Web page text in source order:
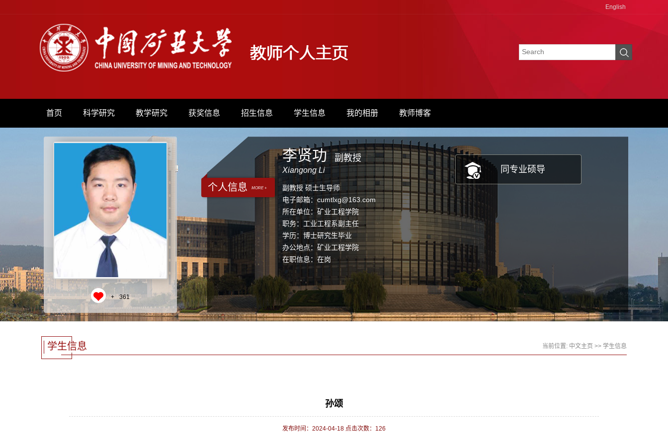
English
首页 科学研究 教学研究 获奖信息 招生信息 学生信息 我的相册 教师博客
+ 361
个人信息 MORE +
李贤功
Xiangong Li
副教授
副教授 硕士生导师
电子邮箱：cumtlxg@163.com
所在单位：矿业工程学院
职务：工业工程系副主任
学历：博士研究生毕业
办公地点：矿业工程学院
在职信息：在岗
同专业硕导
学生信息 当前位置: 中文主页 >> 学生信息
孙颂
发布时间：2024-04-18 点击次数： 126